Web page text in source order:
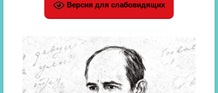
Версия для слабовидящих